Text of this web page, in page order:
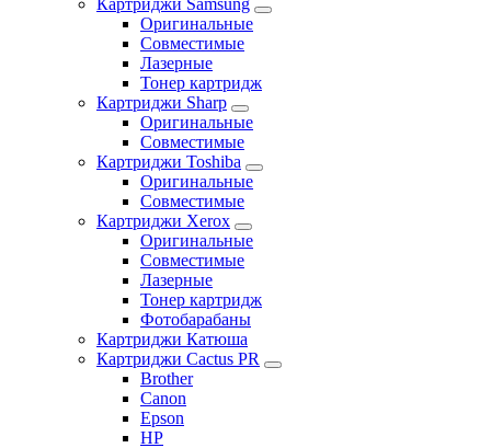
Картриджи Samsung
Оригинальные
Совместимые
Лазерные
Тонер картридж
Картриджи Sharp
Оригинальные
Совместимые
Картриджи Toshiba
Оригинальные
Совместимые
Картриджи Xerox
Оригинальные
Совместимые
Лазерные
Тонер картридж
Фотобарабаны
Картриджи Катюша
Картриджи Cactus PR
Brother
Canon
Epson
HP